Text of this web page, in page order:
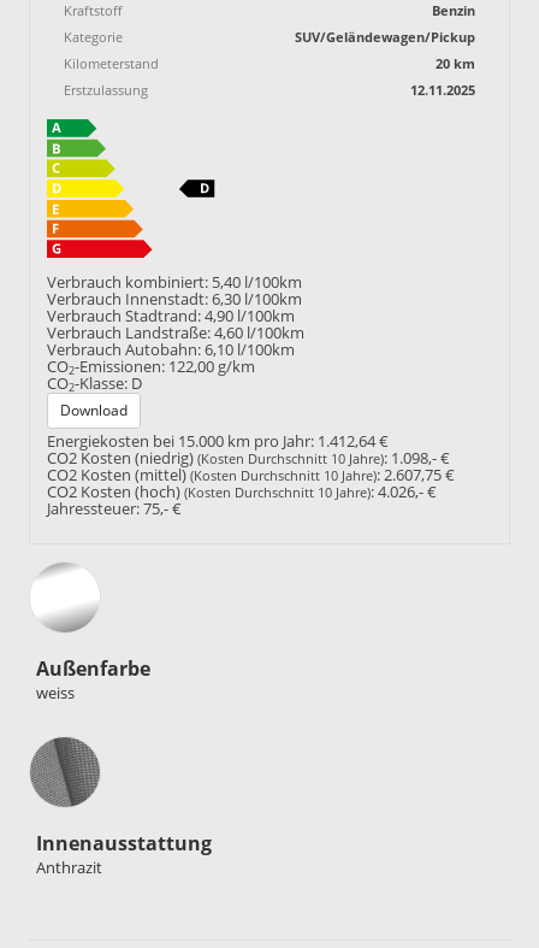
Kraftstoff
Benzin
Kategorie
SUV/Geländewagen/Pickup
Kilometerstand
20 km
Erstzulassung
12.11.2025
Verbrauch kombiniert: 5,40 l/100km
Verbrauch Innenstadt:6,30 l/100km
Verbrauch Stadtrand:4,90 l/100km
Verbrauch Landstraße:4,60 l/100km
Verbrauch Autobahn:6,10 l/100km
CO2-Emissionen: 122,00 g/km
CO2-Klasse: D
Download
Energiekosten bei 15.000 km pro Jahr: 1.412,64 €
CO2 Kosten (niedrig) (Kosten Durchschnitt 10 Jahre): 1.098,- €
CO2 Kosten (mittel) (Kosten Durchschnitt 10 Jahre):2.607,75 €
CO2 Kosten (hoch) (Kosten Durchschnitt 10 Jahre):4.026,- €
Jahressteuer:75,- €
Außenfarbe
weiss
Innenausstattung
Innenausstattung
Anthrazit